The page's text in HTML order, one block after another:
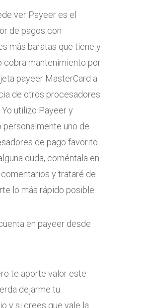
ver Payeer es el
de pagos con
más baratas que tiene y
cobra mantenimiento por
payeer MasterCard a
de otros procesadores
Yo utilizo Payeer y
personalmente uno de
de pago favorito
duda, coméntala en
comentarios y trataré de
lo más rápido posible.
en payeer desde
te aporte valor este
dejarme tu
y si crees que vale la